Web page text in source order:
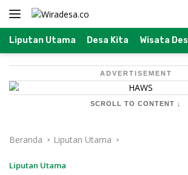
Langsung
Liputan Utama Desa Kita Wisata
ADVERTISEMENT
SCROLL TO CONTENT ↓
Beranda Liputan Utama
Liputan Utama